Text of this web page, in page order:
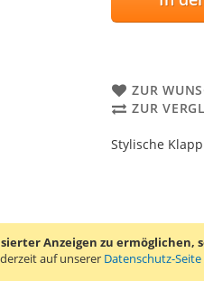
Anzeigen zu ermöglichen,
auf unserer Datenschutz-Seite
ZUR
ZUR
Stylische